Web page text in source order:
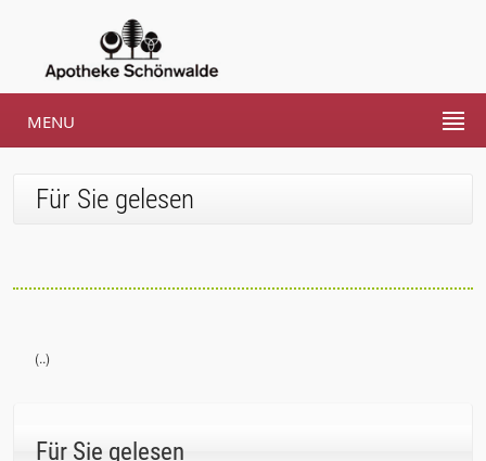
MENU
Für Sie gelesen
(..)
Für Sie gelesen